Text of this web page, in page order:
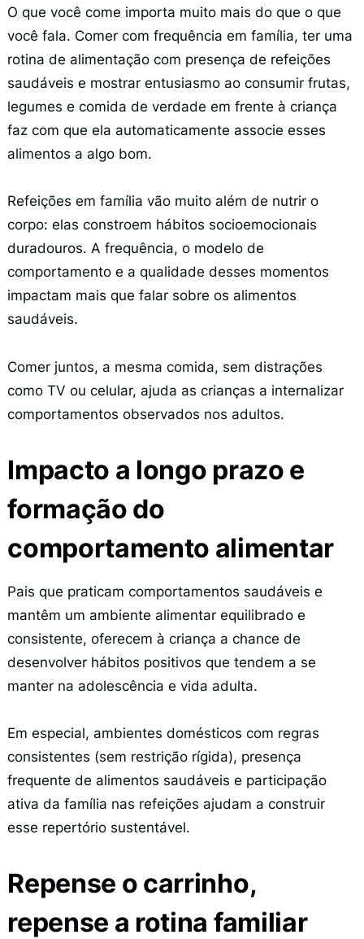
O que você come importa muito mais do que o que
você fala. Comer com frequência em família, ter uma
rotina de alimentação com presença de refeições
saudáveis e mostrar entusiasmo ao consumir frutas,
legumes e comida de verdade em frente à criança
faz com que ela automaticamente associe esses
alimentos a algo bom.
Refeições em família vão muito além de nutrir o
corpo: elas constroem hábitos socioemocionais
duradouros. A frequência, o modelo de
comportamento e a qualidade desses momentos
impactam mais que falar sobre os alimentos
saudáveis.
Comer juntos, a mesma comida, sem distrações
como TV ou celular, ajuda as crianças a internalizar
comportamentos observados nos adultos.
Impacto a longo prazo e
formação do
comportamento alimentar
Pais que praticam comportamentos saudáveis e
mantêm um ambiente alimentar equilibrado e
consistente, oferecem à criança a chance de
desenvolver hábitos positivos que tendem a se
manter na adolescência e vida adulta.
Em especial, ambientes domésticos com regras
consistentes (sem restrição rígida), presença
frequente de alimentos saudáveis e participação
ativa da família nas refeições ajudam a construir
esse repertório sustentável.
Repense o carrinho,
repense a rotina familiar